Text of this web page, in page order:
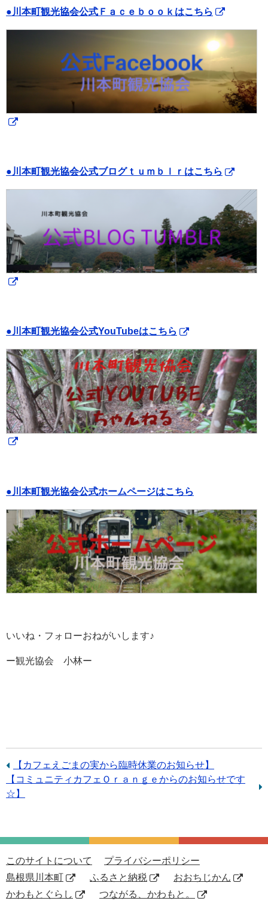
●川本町観光協会公式Ｆａｃｅｂｏｏｋはこちら
●川本町観光協会公式ブログｔｕｍｂｌｒはこちら
●川本町観光協会公式YouTubeはこちら
●川本町観光協会公式ホームページはこちら
いいね・フォローおねがいします♪
ー観光協会 小林ー
前
の
記
【カフェえごまの実から臨時休業のお知らせ】
次
の
【コミュニティカフェＯｒａｎｇｅからのお知らせです
☆】
このサイトについて
プライバシーポリシー
島根県川本町
ふるさと納税
おおちじかん
かわもとぐらし
つながる、かわもと。